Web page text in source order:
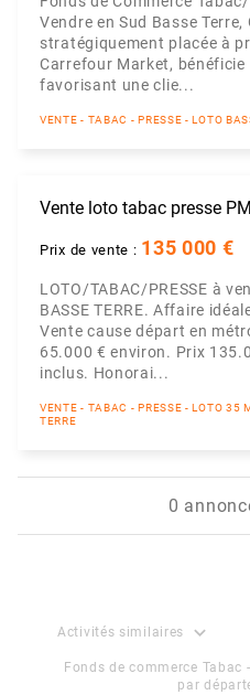
Vendre en Sud Basse
stratégiquement placée à
Carrefour Market,
favorisant une clie...
VENTE - TABAC - PRESSE - LOTO
Vente loto tabac presse
Prix de vente : 135 000 €
LOTO/TABAC/PRESSE à
BASSE TERRE. Affaire
Vente cause départ en
65.000 € environ. Prix
inclus. Honorai...
VENTE - TABAC - PRESSE - LOTO 35
TERRE
0
Activités similaires expand_more
Fonds de commerce Tabac
par